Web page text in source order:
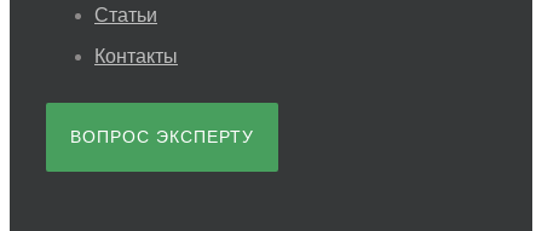
Статьи
Контакты
ВОПРОС ЭКСПЕРТУ